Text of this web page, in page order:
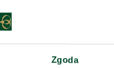
Zgoda